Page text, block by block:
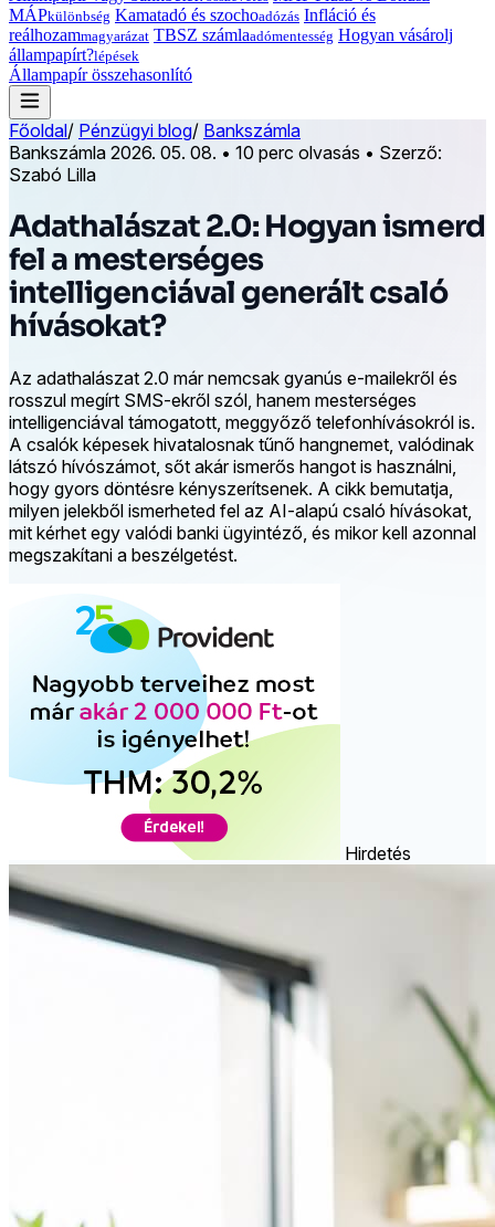
MÁPkülönbség Kamatadó és szochoadózás Infláció és
reálhozammagyarázat TBSZ számlaadómentesség Hogyan vásárolj
állampapírt?lépések
Állampapír összehasonlító
Főoldal/ Pénzügyi blog/ Bankszámla
Bankszámla 2026. 05. 08. • 10 perc olvasás • Szerző:
Szabó Lilla
Adathalászat 2.0: Hogyan ismerd
fel a mesterséges
intelligenciával generált csaló
hívásokat?
Az adathalászat 2.0 már nemcsak gyanús e-mailekről és
rosszul megírt SMS-ekről szól, hanem mesterséges
intelligenciával támogatott, meggyőző telefonhívásokról is.
A csalók képesek hivatalosnak tűnő hangnemet, valódinak
látszó hívószámot, sőt akár ismerős hangot is használni,
hogy gyors döntésre kényszerítsenek. A cikk bemutatja,
milyen jelekből ismerheted fel az AI-alapú csaló hívásokat,
mit kérhet egy valódi banki ügyintéző, és mikor kell azonnal
megszakítani a beszélgetést.
Hirdetés